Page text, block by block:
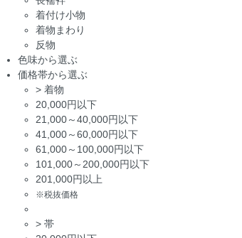
着付け小物
着物まわり
反物
色味から選ぶ
価格帯から選ぶ
> 着物
20,000円以下
21,000～40,000円以下
41,000～60,000円以下
61,000～100,000円以下
101,000～200,000円以下
201,000円以上
※税抜価格
> 帯